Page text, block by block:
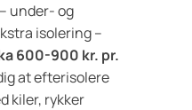
under- og
isolering –
600-900 kr. pr.
at efterisolere
kiler, rykker